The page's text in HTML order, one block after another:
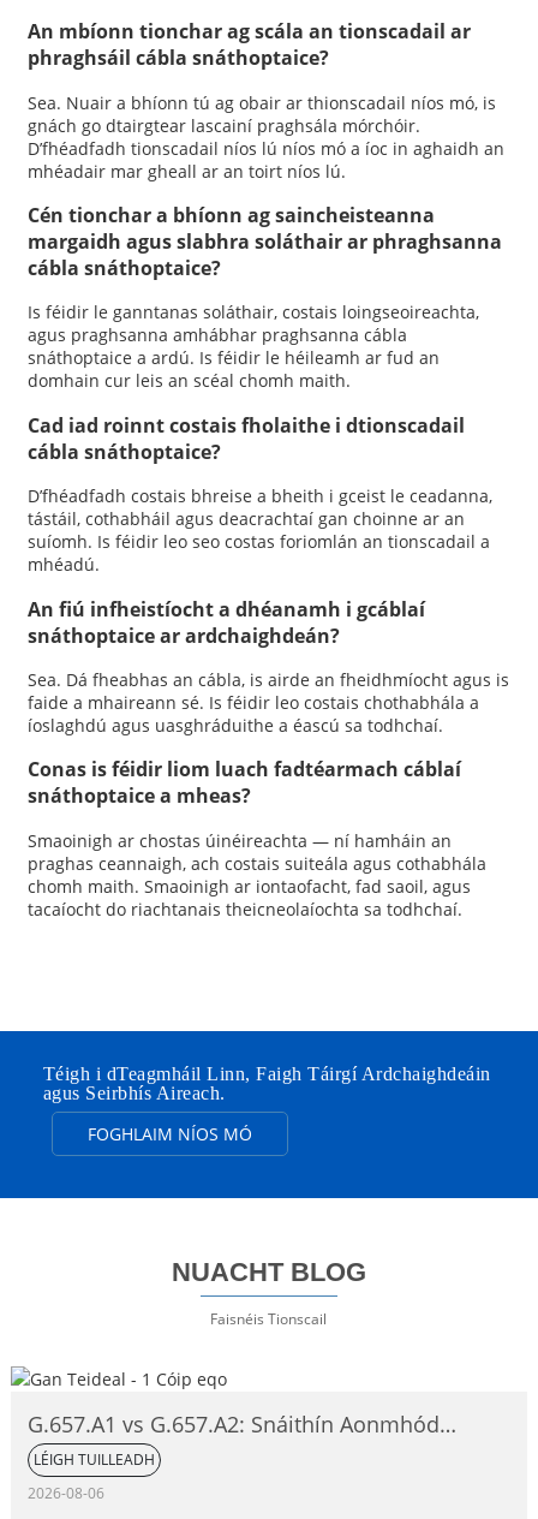
An mbíonn tionchar ag scála an tionscadail ar
phraghsáil cábla snáthoptaice?
Sea. Nuair a bhíonn tú ag obair ar thionscadail níos mó, is
gnách go dtairgtear lascainí praghsála mórchóir.
D’fhéadfadh tionscadail níos lú níos mó a íoc in aghaidh an
mhéadair mar gheall ar an toirt níos lú.
Cén tionchar a bhíonn ag saincheisteanna
margaidh agus slabhra soláthair ar phraghsanna
cábla snáthoptaice?
Is féidir le ganntanas soláthair, costais loingseoireachta,
agus praghsanna amhábhar praghsanna cábla
snáthoptaice a ardú. Is féidir le héileamh ar fud an
domhain cur leis an scéal chomh maith.
Cad iad roinnt costais fholaithe i dtionscadail
cábla snáthoptaice?
D’fhéadfadh costais bhreise a bheith i gceist le ceadanna,
tástáil, cothabháil agus deacrachtaí gan choinne ar an
suíomh. Is féidir leo seo costas foriomlán an tionscadail a
mhéadú.
An fiú infheistíocht a dhéanamh i gcáblaí
snáthoptaice ar ardchaighdeán?
Sea. Dá fheabhas an cábla, is airde an fheidhmíocht agus is
faide a mhaireann sé. Is féidir leo costais chothabhála a
íoslaghdú agus uasghráduithe a éascú sa todhchaí.
Conas is féidir liom luach fadtéarmach cáblaí
snáthoptaice a mheas?
Smaoinigh ar chostas úinéireachta — ní hamháin an
praghas ceannaigh, ach costais suiteála agus cothabhála
chomh maith. Smaoinigh ar iontaofacht, fad saoil, agus
tacaíocht do riachtanais theicneolaíochta sa todhchaí.
Téigh i dTeagmháil Linn, Faigh Táirgí Ardchaighdeáin
agus Seirbhís Aireach.
FOGHLAIM NÍOS MÓ
NUACHT BLOG
Faisnéis Tionscail
G.657.A1 vs G.657.A2: Snáithín Aonmhód
Neamh-íogair ó thaobh Lúbadh de,
Comparáid Iomlán
LÉIGH TUILLEADH
2026-08-06